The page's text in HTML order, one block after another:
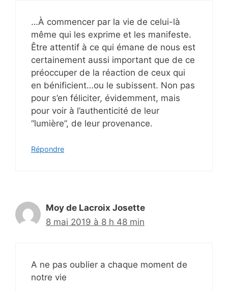
…À commencer par la vie de celui-là
même qui les exprime et les manifeste.
Être attentif à ce qui émane de nous est
certainement aussi important que de ce
préoccuper de la réaction de ceux qui
en bénificient…ou le subissent. Non pas
pour s’en féliciter, évidemment, mais
pour voir à l’authenticité de leur
“lumière”, de leur provenance.
Répondre
Moy de Lacroix Josette
8 mai 2019 à 8 h 48 min
A ne pas oublier a chaque moment de
notre vie